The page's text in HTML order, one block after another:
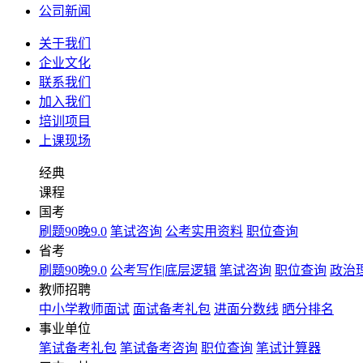
公司新闻
关于我们
企业文化
联系我们
加入我们
培训项目
上课现场
经典
课程
国考
刷题90晚9.0 笔试咨询 公考实用资料 职位查询
省考
刷题90晚9.0 公考写作|底层逻辑 笔试咨询 职位查询 政治
教师招聘
中小学教师面试 面试备考礼包 进面分数线 晒分排名
事业单位
笔试备考礼包 笔试备考咨询 职位查询 笔试计算器